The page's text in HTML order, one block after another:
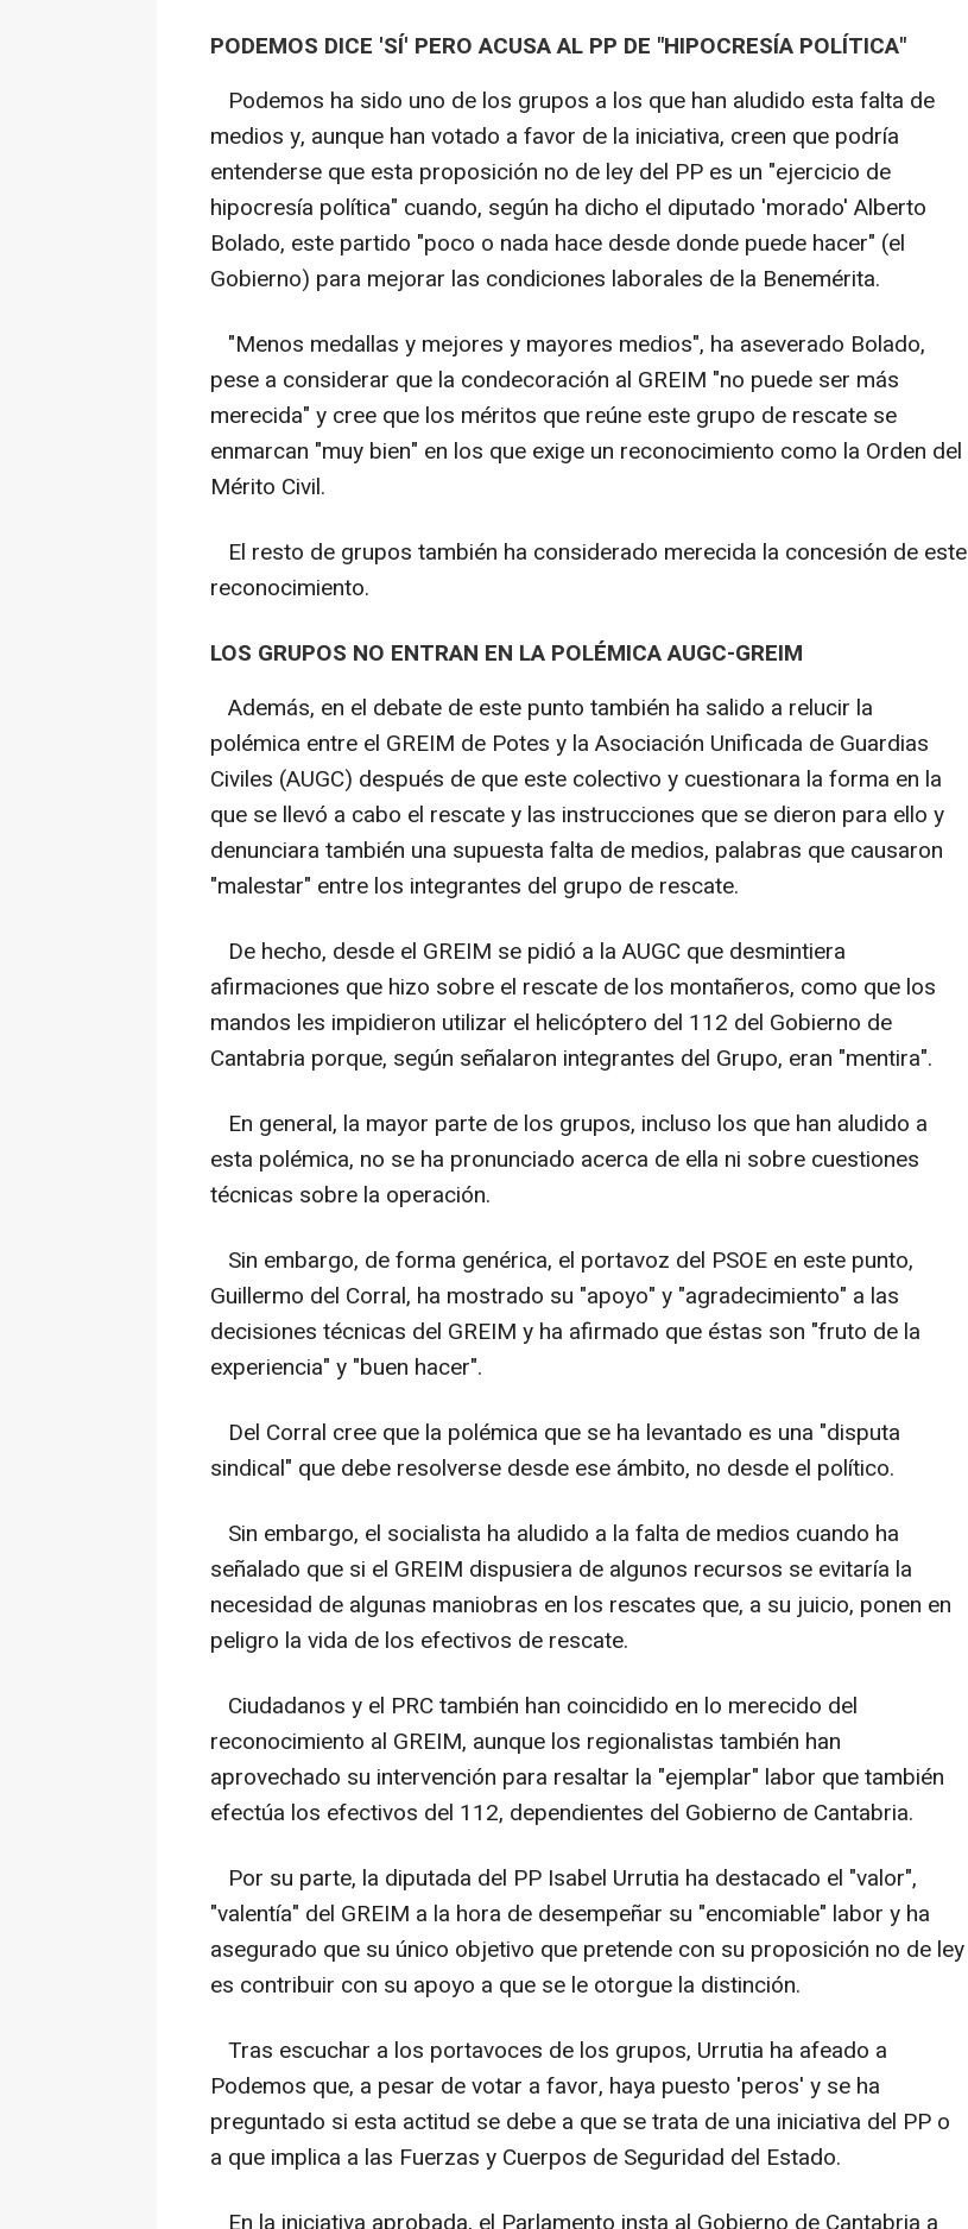
PODEMOS DICE 'SÍ' PERO ACUSA AL PP DE "HIPOCRESÍA POLÍTICA"
Podemos ha sido uno de los grupos a los que han aludido esta falta de
medios y, aunque han votado a favor de la iniciativa, creen que podría
entenderse que esta proposición no de ley del PP es un "ejercicio de
hipocresía política" cuando, según ha dicho el diputado 'morado' Alberto
Bolado, este partido "poco o nada hace desde donde puede hacer" (el
Gobierno) para mejorar las condiciones laborales de la Benemérita.
"Menos medallas y mejores y mayores medios", ha aseverado Bolado,
pese a considerar que la condecoración al GREIM "no puede ser más
merecida" y cree que los méritos que reúne este grupo de rescate se
enmarcan "muy bien" en los que exige un reconocimiento como la Orden del
Mérito Civil.
El resto de grupos también ha considerado merecida la concesión de este
reconocimiento.
LOS GRUPOS NO ENTRAN EN LA POLÉMICA AUGC-GREIM
Además, en el debate de este punto también ha salido a relucir la
polémica entre el GREIM de Potes y la Asociación Unificada de Guardias
Civiles (AUGC) después de que este colectivo y cuestionara la forma en la
que se llevó a cabo el rescate y las instrucciones que se dieron para ello y
denunciara también una supuesta falta de medios, palabras que causaron
"malestar" entre los integrantes del grupo de rescate.
De hecho, desde el GREIM se pidió a la AUGC que desmintiera
afirmaciones que hizo sobre el rescate de los montañeros, como que los
mandos les impidieron utilizar el helicóptero del 112 del Gobierno de
Cantabria porque, según señalaron integrantes del Grupo, eran "mentira".
En general, la mayor parte de los grupos, incluso los que han aludido a
esta polémica, no se ha pronunciado acerca de ella ni sobre cuestiones
técnicas sobre la operación.
Sin embargo, de forma genérica, el portavoz del PSOE en este punto,
Guillermo del Corral, ha mostrado su "apoyo" y "agradecimiento" a las
decisiones técnicas del GREIM y ha afirmado que éstas son "fruto de la
experiencia" y "buen hacer".
Del Corral cree que la polémica que se ha levantado es una "disputa
sindical" que debe resolverse desde ese ámbito, no desde el político.
Sin embargo, el socialista ha aludido a la falta de medios cuando ha
señalado que si el GREIM dispusiera de algunos recursos se evitaría la
necesidad de algunas maniobras en los rescates que, a su juicio, ponen en
peligro la vida de los efectivos de rescate.
Ciudadanos y el PRC también han coincidido en lo merecido del
reconocimiento al GREIM, aunque los regionalistas también han
aprovechado su intervención para resaltar la "ejemplar" labor que también
efectúa los efectivos del 112, dependientes del Gobierno de Cantabria.
Por su parte, la diputada del PP Isabel Urrutia ha destacado el "valor",
"valentía" del GREIM a la hora de desempeñar su "encomiable" labor y ha
asegurado que su único objetivo que pretende con su proposición no de ley
es contribuir con su apoyo a que se le otorgue la distinción.
Tras escuchar a los portavoces de los grupos, Urrutia ha afeado a
Podemos que, a pesar de votar a favor, haya puesto 'peros' y se ha
preguntado si esta actitud se debe a que se trata de una iniciativa del PP o
a que implica a las Fuerzas y Cuerpos de Seguridad del Estado.